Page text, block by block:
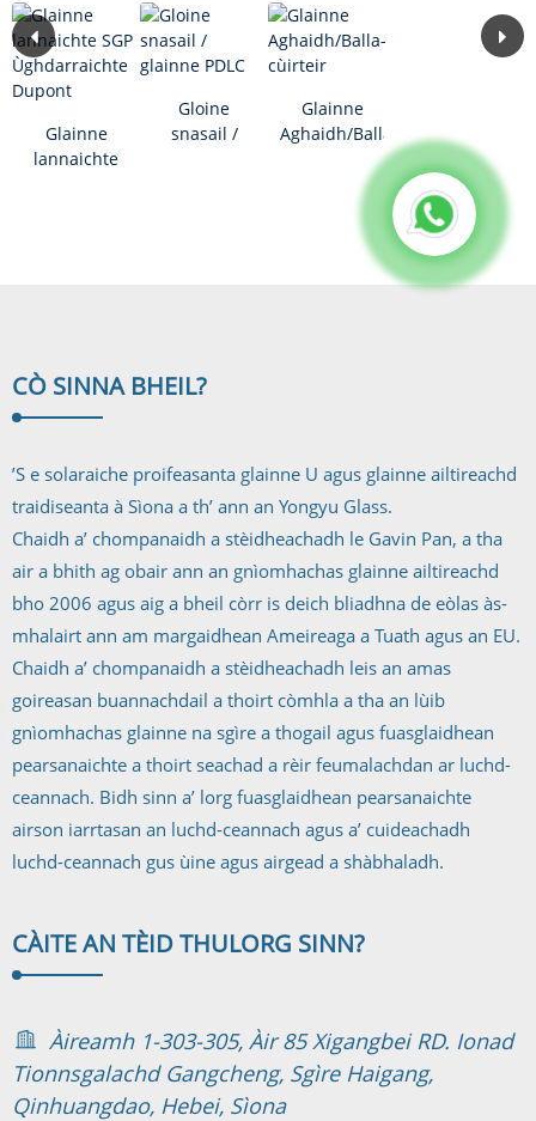
Glainne
lannaichte
Gloine
snasail /
Glainne
Aghaidh/Balla-
CÒ SINNA BHEIL?
’S e solaraiche proifeasanta glainne U agus glainne ailtireachd
traidiseanta à Sìona a th’ ann an Yongyu Glass.
Chaidh a’ chompanaidh a stèidheachadh le Gavin Pan, a tha
air a bhith ag obair ann an gnìomhachas glainne ailtireachd
bho 2006 agus aig a bheil còrr is deich bliadhna de eòlas às-
mhalairt ann am margaidhean Ameireaga a Tuath agus an EU.
Chaidh a’ chompanaidh a stèidheachadh leis an amas
goireasan buannachdail a thoirt còmhla a tha an lùib
gnìomhachas glainne na sgìre a thogail agus fuasglaidhean
pearsanaichte a thoirt seachad a rèir feumalachdan ar luchd-
ceannach. Bidh sinn a’ lorg fuasglaidhean pearsanaichte
airson iarrtasan an luchd-ceannach agus a’ cuideachadh
luchd-ceannach gus ùine agus airgead a shàbhaladh.
CÀITE AN TÈID THULORG SINN?
Àireamh 1-303-305, Àir 85 Xigangbei RD. Ionad
Tionnsgalachd Gangcheng, Sgìre Haigang,
Qinhuangdao, Hebei, Sìona